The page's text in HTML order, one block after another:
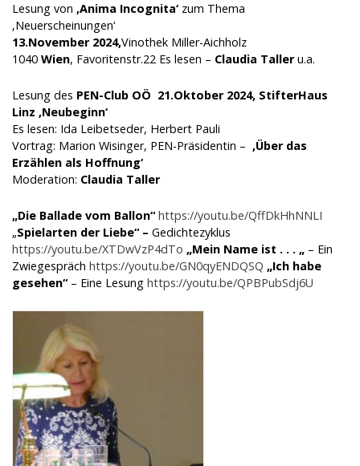
Lesung von ‚Anima Incognita‘ zum Thema
‚Neuerscheinungen‘
13.November 2024,Vinothek Miller-Aichholz
1040 Wien, Favoritenstr.22 Es lesen – Claudia Talleru.a.
Lesung des PEN-Club OÖ 21.Oktober 2024, StifterHaus
Linz ‚Neubeginn‘
Es lesen: Ida Leibetseder, Herbert Pauli
Vortrag: Marion Wisinger, PEN-Präsidentin – ‚Über das
Erzählen als Hoffnung‘
Moderation: Claudia Taller
„Die Ballade vom Ballon“ https://youtu.be/QffDkHhNNLI
„Spielarten der Liebe“ – Gedichtezyklus
https://youtu.be/XTDwVzP4dTo „Mein Name ist . . . „ – Ein
Zwiegespräch https://youtu.be/GN0qyENDQSQ „Ich habe
gesehen“ – Eine Lesung https://youtu.be/QPBPubSdj6U